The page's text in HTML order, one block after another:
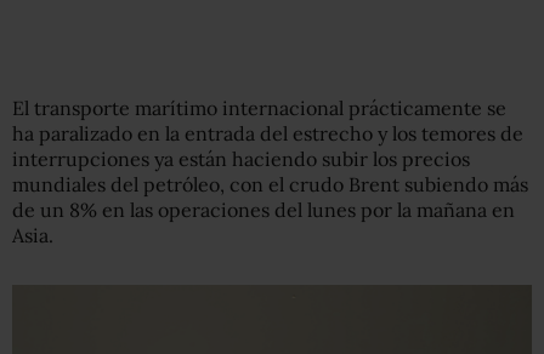
El transporte marítimo internacional prácticamente se
ha paralizado en la entrada del estrecho y los temores de
interrupciones ya están haciendo subir los precios
mundiales del petróleo, con el crudo Brent subiendo más
de un 8% en las operaciones del lunes por la mañana en
Asia.